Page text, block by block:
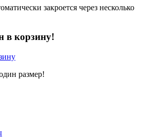
закроется через несколько
в корзину!
размер!